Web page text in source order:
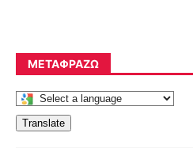
ΜΕΤΑΦΡΆΖΩ
Translate